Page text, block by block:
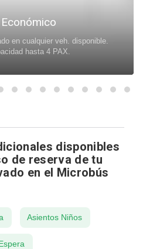
Económico
en cualquier veh. disponible.
hasta 4 PAX.
disponibles
de reserva de tu
en el Microbús
Asientos Niños